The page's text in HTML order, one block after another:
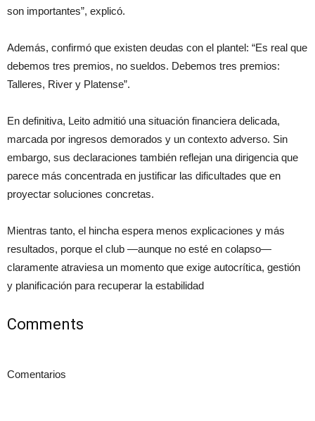
son importantes”, explicó.
Además, confirmó que existen deudas con el plantel: “Es real que
debemos tres premios, no sueldos. Debemos tres premios:
Talleres, River y Platense”.
En definitiva, Leito admitió una situación financiera delicada,
marcada por ingresos demorados y un contexto adverso. Sin
embargo, sus declaraciones también reflejan una dirigencia que
parece más concentrada en justificar las dificultades que en
proyectar soluciones concretas.
Mientras tanto, el hincha espera menos explicaciones y más
resultados, porque el club —aunque no esté en colapso—
claramente atraviesa un momento que exige autocrítica, gestión
y planificación para recuperar la estabilidad
Comments
Comentarios